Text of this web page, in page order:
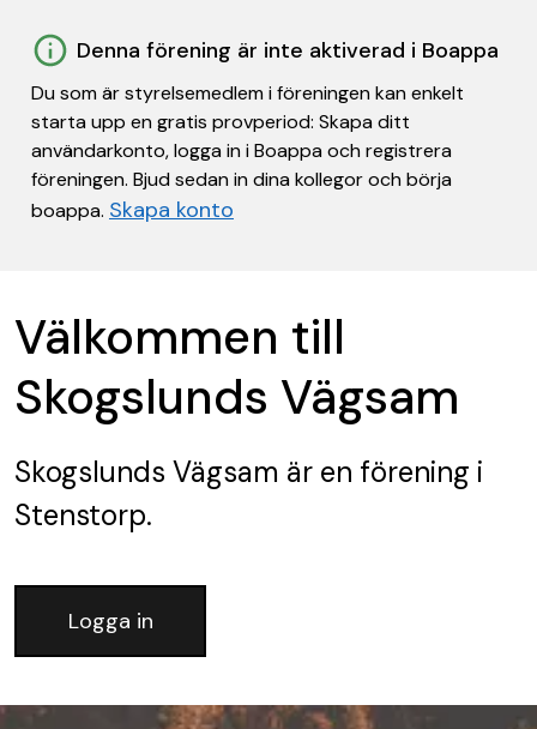
Denna förening är inte aktiverad i Boappa
Du som är styrelsemedlem i föreningen kan enkelt
starta upp en gratis provperiod: Skapa ditt
användarkonto, logga in i Boappa och registrera
föreningen. Bjud sedan in dina kollegor och börja
boappa. Skapa konto
Välkommen till
Skogslunds Vägsam
Skogslunds Vägsam är en förening i
Stenstorp.
Logga in